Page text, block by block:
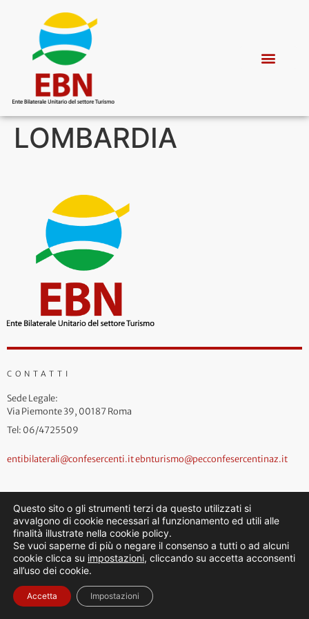
LOMBARDIA
CONTATTI
Sede Legale:
Via Piemonte 39, 00187 Roma
Tel: 06/4725509
entibilaterali@confesercenti.itebnturismo@pecconfesercentinaz.it
Questo sito o gli strumenti terzi da questo utilizzati si
avvalgono di cookie necessari al funzionamento ed utili alle
finalità illustrate nella cookie policy.
Se vuoi saperne di più o negare il consenso a tutti o ad alcuni
cookie clicca su impostazioni, cliccando su accetta acconsenti
all’uso dei cookie.
Accetta Impostazioni